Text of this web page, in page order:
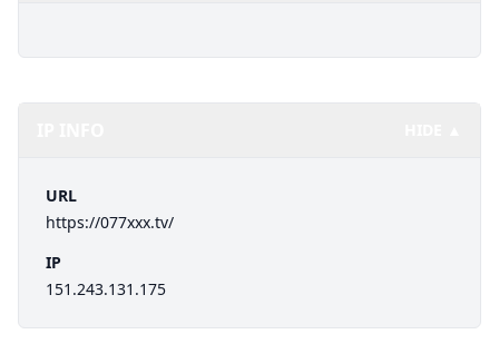
URL
https://077xxx.tv/
IP
151.243.131.175